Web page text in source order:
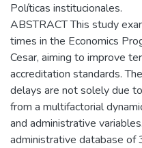
Políticas institucionales.
ABSTRACT This study
times in the Economics
Cesar, aiming to improve
accreditation standards.
delays are not solely due
from a multifactorial
and administrative
administrative database